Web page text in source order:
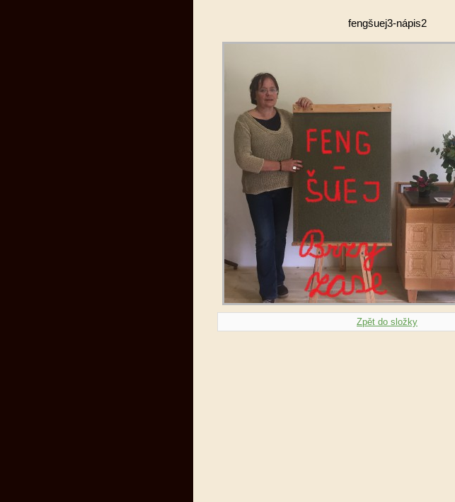
fengšuej3-nápis2
Zpět do složky